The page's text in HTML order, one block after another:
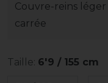
Couvre-reins
carrée
Taille: 6'9 / 155 cm